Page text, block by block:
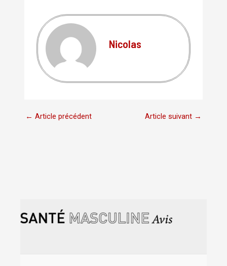
Nicolas
← Article précédent Article suivant →